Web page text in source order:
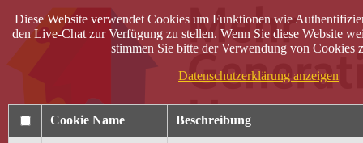
Diese Website verwendet Cookies um Funktionen wie
den Live-Chat zur Verfügung zu stellen. Wenn Sie diese Website
stimmen Sie bitte der Verwendung von Cookies
Datenschutzerklärung anzeigen
Cookie Name Beschreibung